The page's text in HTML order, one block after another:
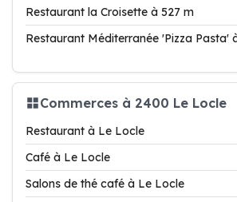
Restaurant la Croisette à 527 m
Restaurant Méditerranée 'Pizza Pasta'
Commerces à 2400 Le Locle
Restaurant à Le Locle
Café à Le Locle
Salons de thé café à Le Locle